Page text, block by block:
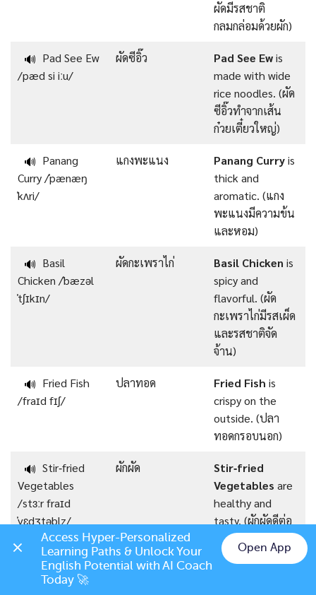
ผัดมีรสชาติ
กลมกล่อมด้วยผัก)
🔊 Pad See Ew
/pæd si iːu/
ผัดซีอิ๊ว Pad See Ewis
made with wide
rice noodles. (ผัด
ซีอิ๊วทำจากเส้น
ก๋วยเตี๋ยวใหญ่)
🔊 Panang
Curry /ˈpænæŋ
ˈkʌri/
แกงพะแนง Panang Curryis
thick and
aromatic. (แกง
พะแนงมีความข้น
และหอม)
🔊 Basil
Chicken /ˈbæzəl
ˈtʃɪkɪn/
ผัดกะเพราไก่ Basil Chicken is
spicy and
flavorful. (ผัด
กะเพราไก่มีรสเผ็ด
และรสชาติจัด
จ้าน)
🔊 Fried Fish
/fraɪd fɪʃ/
ปลาทอด Fried Fish is
crispy on the
outside. (ปลา
ทอดกรอบนอก)
🔊 Stir‑fried
Vegetables
/stɜːr fraɪd
ˈvɛdʒtəblz/
ผักผัด
Stir‑fried
Vegetables are
healthy and
tasty. (ผักผัดดีต่อ
สุขภาพและอร่อย)
Grilled Pork
/ɡrɪld pɔːrk/
หมูย่าง Chat on LINE
Access Hyper-Personalized
Learning Paths & Unlock Your
English Potential with AI Coach
Today 🚀
Open App